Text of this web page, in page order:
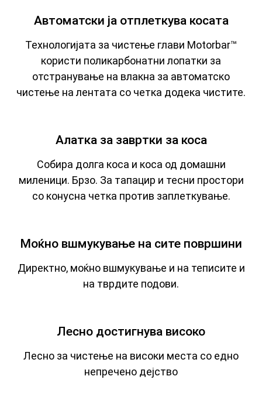
Автоматски ја отплеткува косата
Технологијата за чистење глави Motorbar™
користи поликарбонатни лопатки за
отстранување на влакна за автоматско
чистење на лентата со четка додека чистите.
Алатка за завртки за коса
Собира долга коса и коса од домашни
миленици. Брзо. За тапацир и тесни простори
со конусна четка против заплеткување.
Моќно вшмукување на сите површини
Директно, моќно вшмукување и на теписите и
на тврдите подови.
Лесно достигнува високо
Лесно за чистење на високи места со едно
непречено дејство